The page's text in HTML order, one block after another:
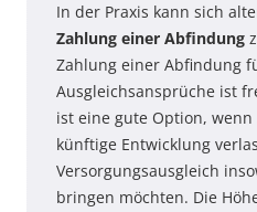
In der Praxis kann sich
Zahlung einer Abfindung
Zahlung einer Abfindung
Ausgleichsansprüche ist
ist eine gute Option,
künftige Entwicklung
Versorgungsausgleich
bringen möchten. Die